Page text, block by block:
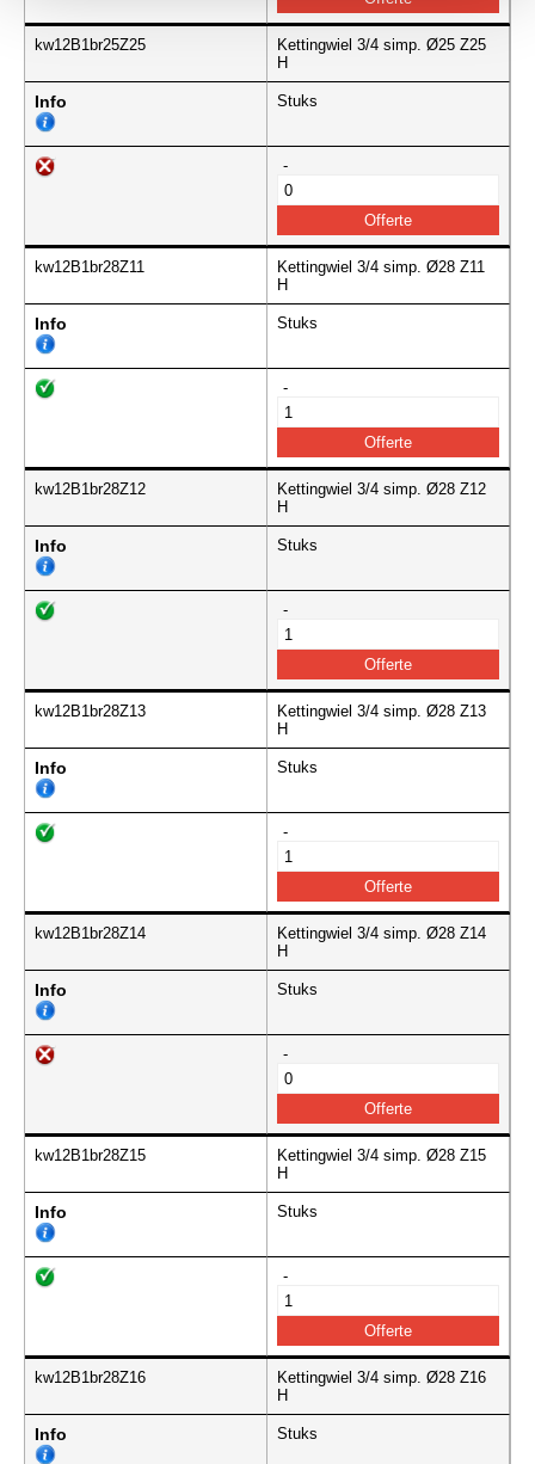
kw12B1br25Z25
Kettingwiel 3/4 simp. Ø25 Z25
H
Info Stuks
-
kw12B1br28Z11
Kettingwiel 3/4 simp. Ø28 Z11
H
Info Stuks
-
kw12B1br28Z12
Kettingwiel 3/4 simp. Ø28 Z12
H
Info Stuks
-
kw12B1br28Z13
Kettingwiel 3/4 simp. Ø28 Z13
H
Info Stuks
-
kw12B1br28Z14
Kettingwiel 3/4 simp. Ø28 Z14
H
Info Stuks
-
kw12B1br28Z15
Kettingwiel 3/4 simp. Ø28 Z15
H
Info Stuks
-
kw12B1br28Z16
Kettingwiel 3/4 simp. Ø28 Z16
H
Info Stuks